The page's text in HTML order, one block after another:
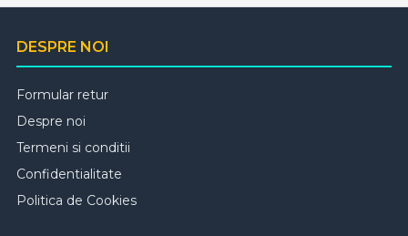
DESPRE NOI
Formular retur
Despre noi
Termeni si conditii
Confidentialitate
Politica de Cookies